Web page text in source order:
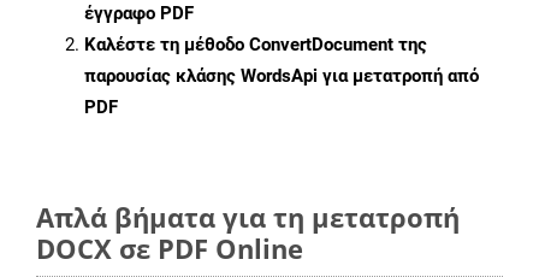
έγγραφο PDF
Καλέστε τη μέθοδο ConvertDocument της
παρουσίας κλάσης WordsApi για μετατροπή από
PDF
Απλά βήματα για τη μετατροπή
DOCX σε PDF Online